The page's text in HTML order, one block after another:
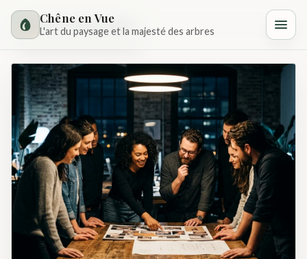
Chêne en Vue
L'art du paysage et la majesté des arbres
Accueil
Nos Services
Réalisations
L'Atelier
Contact
Atelier & arboriculture